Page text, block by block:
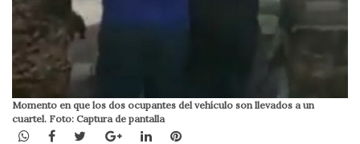
Momento en que los dos ocupantes del vehículo son llevados a un
cuartel. Foto: Captura de pantalla
WhatsApp
Facebook
TwitterGoogle+LinkedInPinterest